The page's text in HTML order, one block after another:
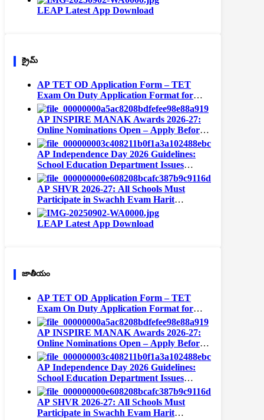
LEAP Latest App Download
క్రైమ్
AP TET OD Application Form – TET
Exam On Duty Application Format for
Teachers
AP INSPIRE MANAK Awards 2026-27:
Online Nominations Open – Apply Before
September 15
AP Independence Day 2026 Guidelines:
School Education Department Issues
Instructions for All Schools
AP SHVR 2026-27: All Schools Must
Participate in Swachh Evam Harit
Vidyalaya Rating | Portal Opens August 1
LEAP Latest App Download
జాతీయం
AP TET OD Application Form – TET
Exam On Duty Application Format for
Teachers
AP INSPIRE MANAK Awards 2026-27:
Online Nominations Open – Apply Before
September 15
AP Independence Day 2026 Guidelines:
School Education Department Issues
Instructions for All Schools
AP SHVR 2026-27: All Schools Must
Participate in Swachh Evam Harit